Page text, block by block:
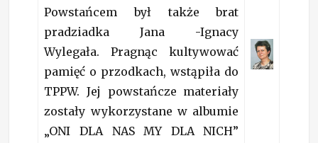
Powstańcem był także brat
pradziadka Jana -Ignacy
Wylegała. Pragnąc kultywować
pamięć o przodkach, wstąpiła do
TPPW. Jej powstańcze materiały
zostały wykorzystane w albumie
„ONI DLA NAS MY DLA NICH”